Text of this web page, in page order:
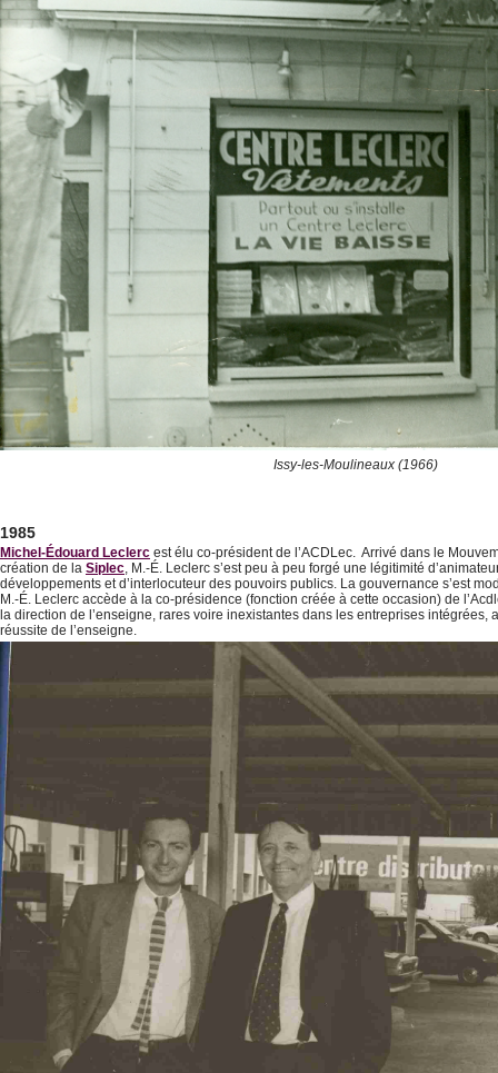
Issy-les-Moulineaux (1966)
1985
Michel-Édouard Leclerc est élu co-président de l’ACDLec. Arrivé dans le
création de la Siplec, M.-É. Leclerc s’est peu à peu forgé une légitimité
développements et d’interlocuteur des pouvoirs publics. La gouvernance s’est
M.-É. Leclerc accède à la co-présidence (fonction créée à cette occasion) de
la direction de l’enseigne, rares voire inexistantes dans les entreprises
réussite de l’enseigne.